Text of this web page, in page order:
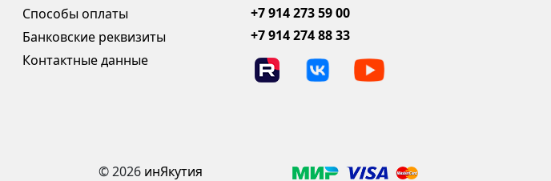
Способы оплаты
Банковские реквизиты
Контактные данные
+7 914 273 59 00
+7 914 274 88 33
© 2026 инЯкутия